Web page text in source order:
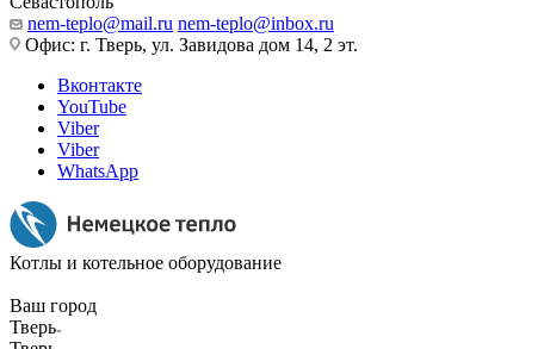
nem-teplo@mail.ru nem-teplo@inbox.ru
Офис: г. Тверь, ул. Завидова дом 14, 2 эт.
Вконтакте
YouTube
Viber
Viber
WhatsApp
Котлы и котельное оборудование
Ваш город
Тверь